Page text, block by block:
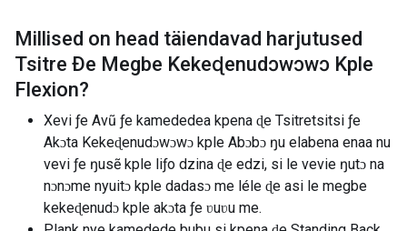
Millised on head täiendavad harjutused
Tsitre Ðe Megbe Kekeɖenudɔwɔwɔ Kple
Flexion?
Xevi ƒe Avũ ƒe kamededea kpena ɖe Tsitretsitsi ƒe
Akɔta Kekeɖenudɔwɔwɔ kple Abɔbɔ ŋu elabena enaa nu
vevi ƒe ŋusẽ kple liƒo dzina ɖe edzi, si le vevie ŋutɔ na
nɔnɔme nyuitɔ kple dadasɔ me léle ɖe asi le megbe
kekeɖenudɔ kple akɔta ƒe ʋuʋu me.